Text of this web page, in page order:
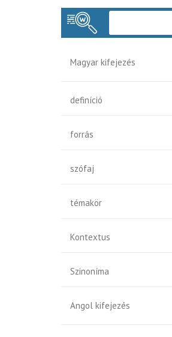
Magyar kifejezés
definíció
forrás
szófaj
témakör
Kontextus
Szinoníma
Angol kifejezés